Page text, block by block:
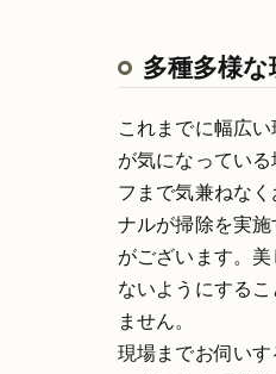
多種多様
これまでに幅広
が気になってい
フまで気兼ねな
ナルが掃除を実
がございます。
ないようにする
ません。
現場までお伺い